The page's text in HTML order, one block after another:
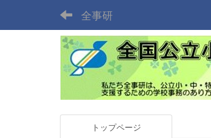
全事研
トップページ